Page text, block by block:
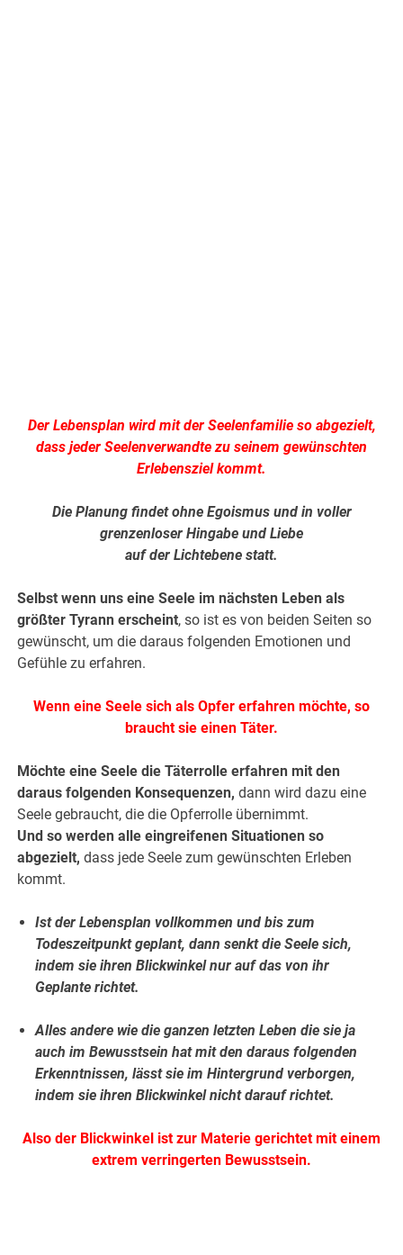
Der Lebensplan wird mit der Seelenfamilie so abgezielt,
dass jeder Seelenverwandte zu seinem gewünschten
Erlebensziel kommt.
Die Planung findet ohne Egoismus und in voller
grenzenloser Hingabe und Liebe
auf der Lichtebene statt.
Selbst wenn uns eine Seele im nächsten Leben als
größter Tyrann erscheint, so ist es von beiden Seiten so
gewünscht, um die daraus folgenden Emotionen und
Gefühle zu erfahren.
Wenn eine Seele sich als Opfer erfahren möchte, so
braucht sie einen Täter.
Möchte eine Seele die Täterrolle erfahren mit den
daraus folgenden Konsequenzen, dann wird dazu eine
Seele gebraucht, die die Opferrolle übernimmt.
Und so werden alle eingreifenen Situationen so
abgezielt, dass jede Seele zum gewünschten Erleben
kommt.
Ist der Lebensplan vollkommen und bis zum
Todeszeitpunkt geplant, dann senkt die Seele sich,
indem sie ihren Blickwinkel nur auf das von ihr
Geplante richtet.
Alles andere wie die ganzen letzten Leben die sie ja
auch im Bewusstsein hat mit den daraus folgenden
Erkenntnissen, lässt sie im Hintergrund verborgen,
indem sie ihren Blickwinkel nicht darauf richtet.
Also der Blickwinkel ist zur Materie gerichtet mit einem
extrem verringerten Bewusstsein.